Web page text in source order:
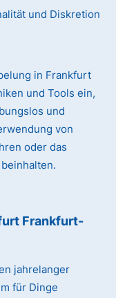
und Diskretion
in Frankfurt
und Tools ein,
und
von
oder das
Frankfurt-
jahrelanger
für Dinge